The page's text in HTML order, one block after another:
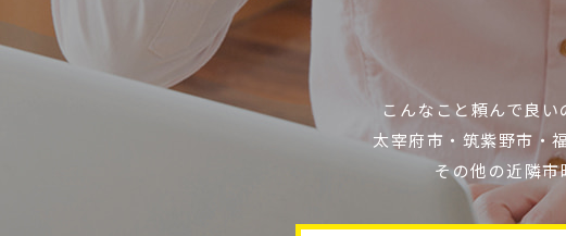
こんなこと頼んで良
太宰府市・筑紫野市・
その他の近隣